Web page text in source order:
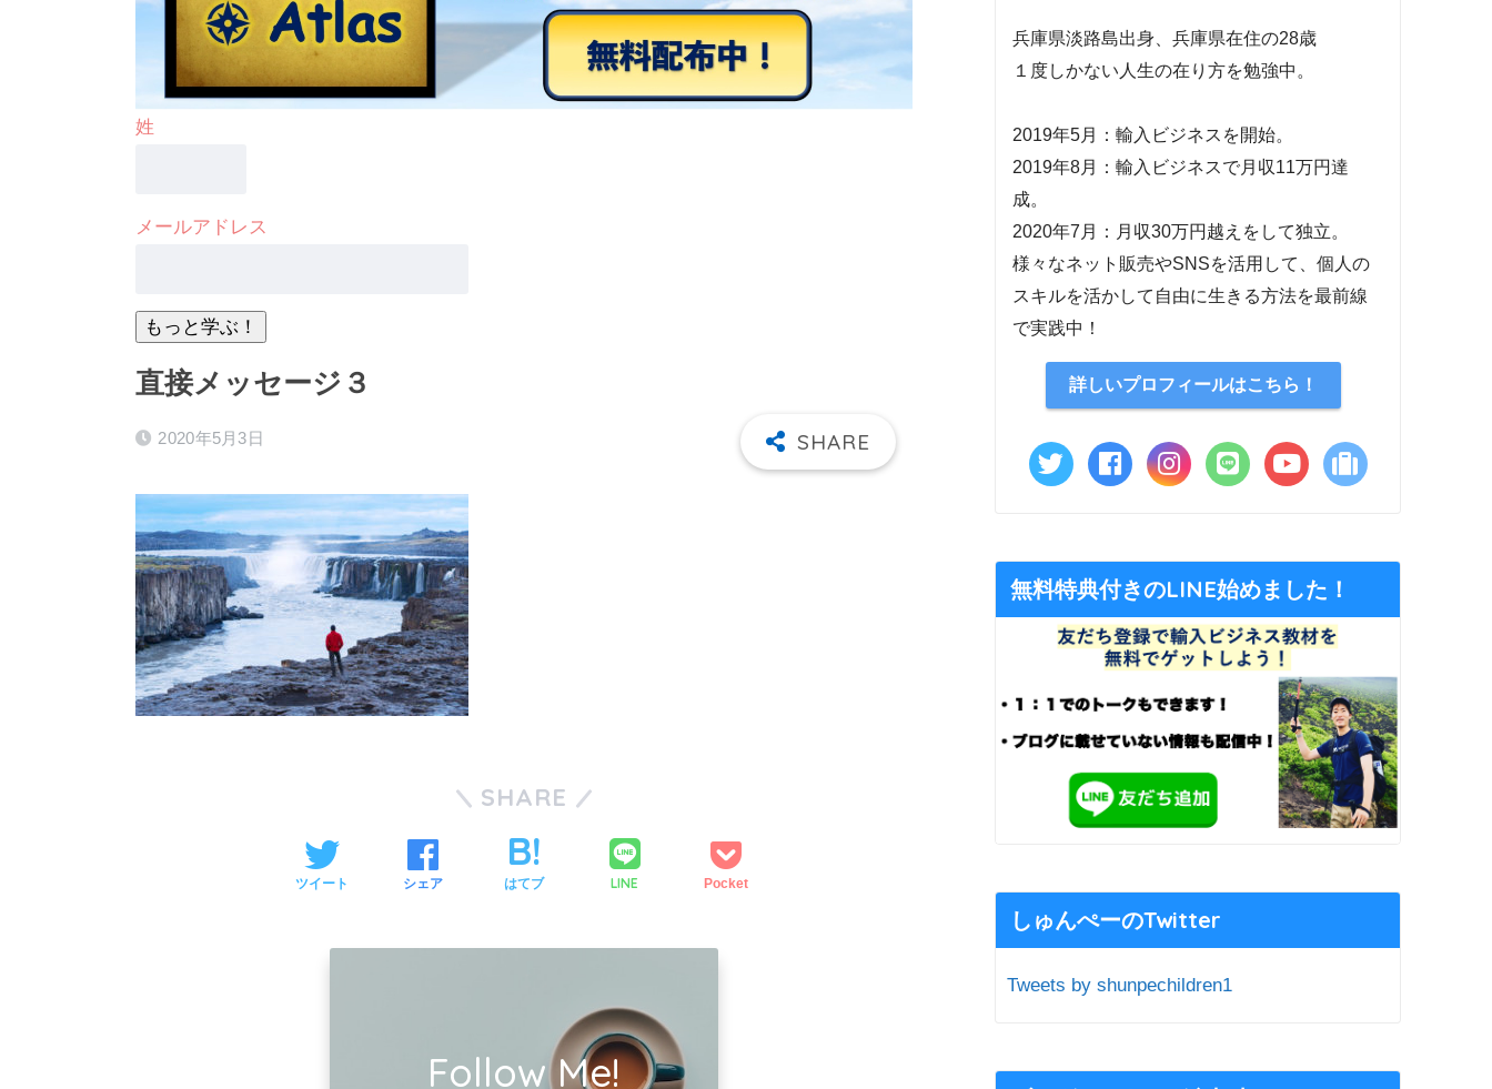
姓
メールアドレス
直接メッセージ３
2020年5月3日
SHARE
ツイート シェア はてブ LINE Pocket
Follow Me!
兵庫県淡路島出身、兵庫県在住の28歳
１度しかない人生の在り方を勉強中。
2019年5月：輸入ビジネスを開始。
2019年8月：輸入ビジネスで月収11万円達
成。
2020年7月：月収30万円越えをして独立。
様々なネット販売やSNSを活用して、個人の
スキルを活かして自由に生きる方法を最前線
で実践中！
詳しいプロフィールはこちら！
無料特典付きのLINE始めました！
しゅんぺーのTwitter
Tweets by shunpechildren1